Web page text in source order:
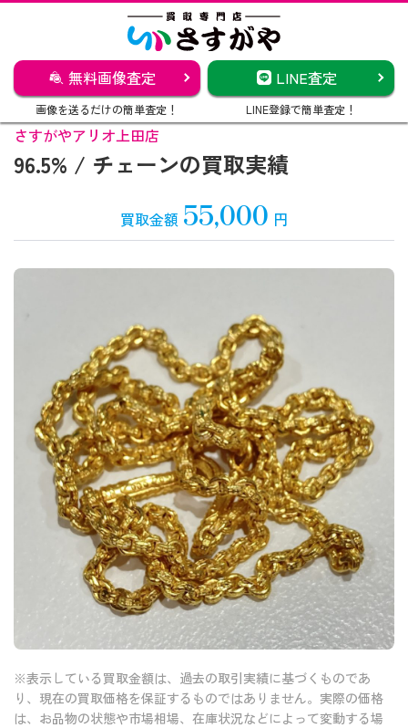
無料画像査定
画像を送るだけの簡単査定！
LINE査定
LINE登録で簡単査定！
さすがやアリオ上田店
96.5% / チェーンの買取実績
買取金額 55,000 円
※表示している買取金額は、過去の取引実績に基づくものであ
り、現在の買取価格を保証するものではありません。実際の価格
は、お品物の状態や市場相場、在庫状況などによって変動する場